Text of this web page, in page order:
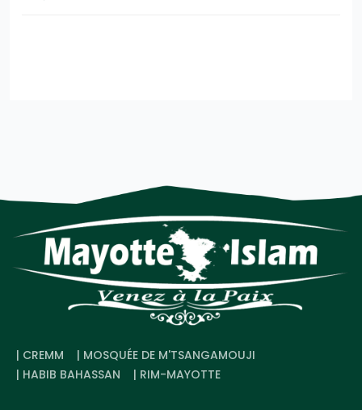
| CREMM
| MOSQUÉE DE M'TSANGAMOUJI
| HABIB BAHASSAN
| RIM-MAYOTTE